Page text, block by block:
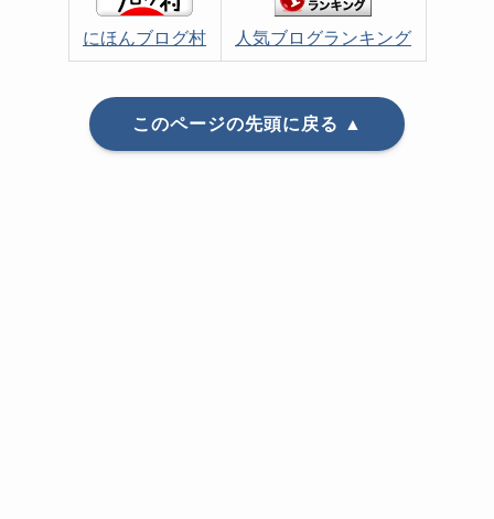
にほんブログ村 人気ブログランキング
このページの先頭に戻る ▲